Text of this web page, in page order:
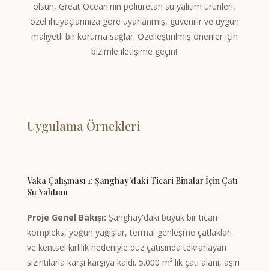
olsun, Great Ocean'nin poliüretan su yalıtım ürünleri,
özel ihtiyaçlarınıza göre uyarlanmış, güvenilir ve uygun
maliyetli bir koruma sağlar. Özelleştirilmiş öneriler için
bizimle iletişime geçin!
Uygulama Örnekleri
Vaka Çalışması 1: Şanghay'daki Ticari Binalar İçin Çatı
Su Yalıtımı
Proje Genel Bakışı: Şanghay'daki büyük bir ticari
kompleks, yoğun yağışlar, termal genleşme çatlakları
ve kentsel kirlilik nedeniyle düz çatısında tekrarlayan
sızıntılarla karşı karşıya kaldı. 5.000 m²'lik çatı alanı, aşırı